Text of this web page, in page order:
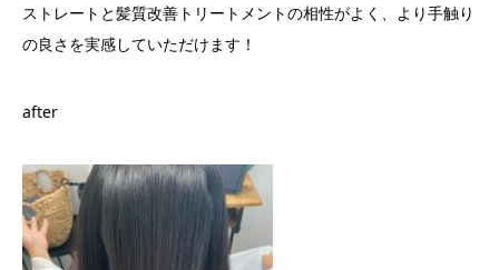
ストレートと髪質改善トリートメントの相性がよく、より手触り
の良さを実感していただけます！
after